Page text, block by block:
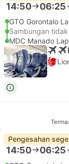
14:50 06:25
GTO Gorontalo
MDC Manado
Pengesahan
14:50 06:25